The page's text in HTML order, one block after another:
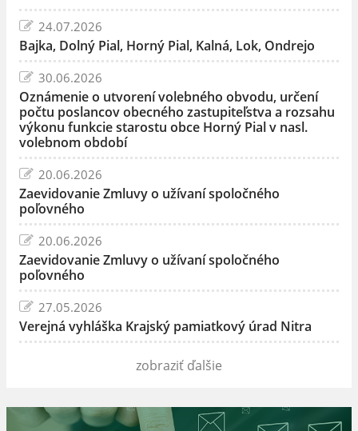
24.07.2026
Bajka, Dolný Pial, Horný Pial, Kalná, Lok, Ondrejo
30.06.2026
Oznámenie o utvorení volebného obvodu, určení
počtu poslancov obecného zastupiteľstva a rozsahu
výkonu funkcie starostu obce Horný Pial v nasl.
volebnom období
20.06.2026
Zaevidovanie Zmluvy o užívaní spoločného
poľovného
20.06.2026
Zaevidovanie Zmluvy o užívaní spoločného
poľovného
27.05.2026
Verejná vyhláška Krajský pamiatkový úrad Nitra
zobraziť ďalšie